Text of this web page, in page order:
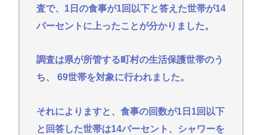
工事差し止め命令
【朗報】菅直人元総理、再評価されるwww
【画像】たぬき顔の女の子ってなんであんな魅力的
【衝撃】ちいかわ作者さん、総額30億超の大豪邸を
建てるwww
査で、1日の食事が1回以下と答えた世帯が14
パーセントに上ったことが分かりました。
調査は県が所管する町村の生活保護世帯のう
ち、 69世帯を対象に行われました。
それによりますと、食事の回数が1日1回以下
と回答した世帯は14パーセント、シャワーを